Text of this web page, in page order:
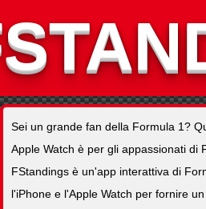
Sei un grande fan della Formula 1?
Apple Watch è per gli appassionati di
FStandings è un'app interattiva di
l'iPhone e l'Apple Watch per fornire